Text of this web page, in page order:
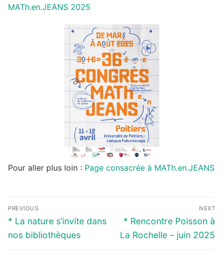
MATh.en.JEANS 2025
Pour aller plus loin : Page consacrée à MATh.en.JEANS
Navigation
de
l’article
PREVIOUS
Previous
post:
* La nature s’invite dans
nos bibliothèques
NEXT
Next
post:
* Rencontre Poisson à
La Rochelle – juin 2025